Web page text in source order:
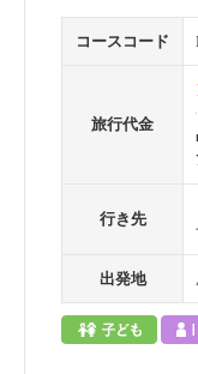
コースコード
旅行代金
行き先
出発地